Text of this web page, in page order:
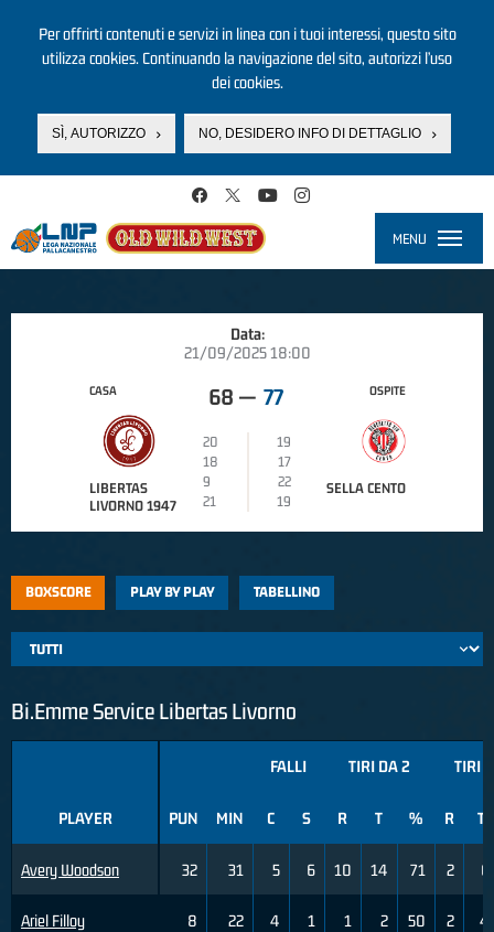
Per offrirti contenuti e servizi in linea con i tuoi interessi, questo sito
utilizza cookies. Continuando la navigazione del sito, autorizzi l’uso
dei cookies.
SÌ, AUTORIZZO NO, DESIDERO INFO DI DETTAGLIO
MENU
Data:
21/09/2025 18:00
CASA
LIBERTAS
LIVORNO 1947
68 — 77
20
19
18
17
9
22
21
19
OSPITE
SELLA CENTO
BOXSCORE PLAY BY PLAY TABELLINO
Bi.Emme Service Libertas Livorno
PLAYER
Avery Woodson
Ariel Filloy
FALLI TIRI DA 2 TIRI
PUN MIN C S R T % R T
32 31 5 6 10 14 71 2 6
8 22 4 1 1 2 50 2 4